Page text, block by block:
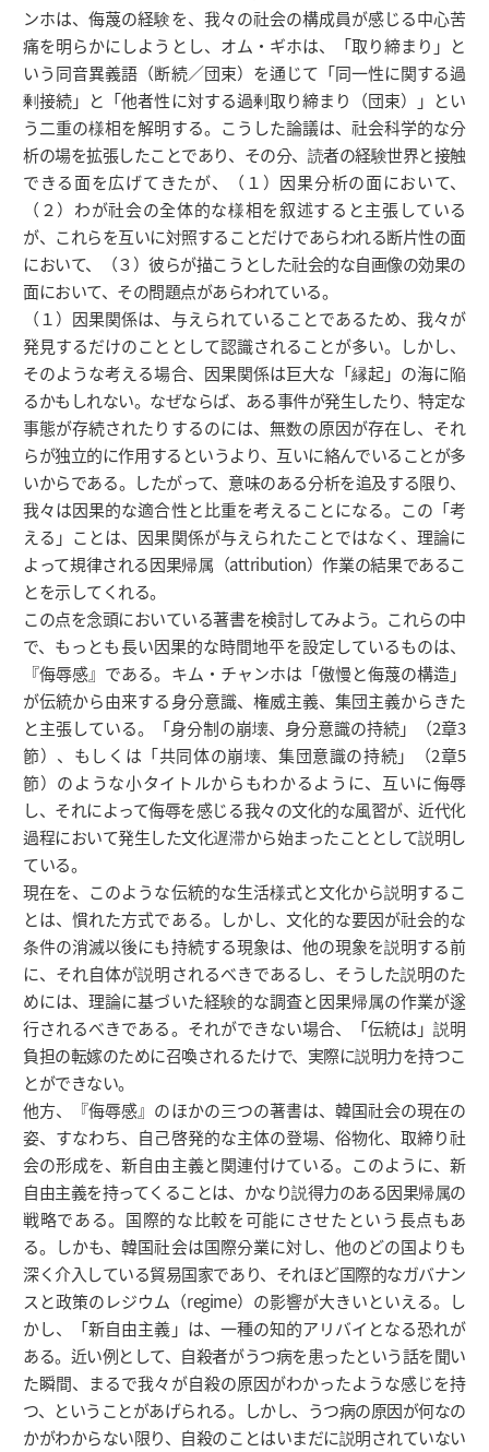
ンホは、侮蔑の経験を、我々の社会の構成員が感じる中心苦
痛を明らかにしようとし、オム・ギホは、「取り締まり」と
いう同音異義語（断続／団束）を通じて「同一性に関する過
剰接続」と「他者性に対する過剰取り締まり（団束）」とい
う二重の様相を解明する。こうした論議は、社会科学的な分
析の場を拡張したことであり、その分、読者の経験世界と接触
できる面を広げてきたが、（１）因果分析の面において、
（２）わが社会の全体的な様相を叙述すると主張している
が、これらを互いに対照することだけであらわれる断片性の面
において、（３）彼らが描こうとした社会的な自画像の効果の
面において、その問題点があらわれている。
（１）因果関係は、与えられていることであるため、我々が
発見するだけのこととして認識されることが多い。しかし、
そのような考える場合、因果関係は巨大な「縁起」の海に陥
るかもしれない。なぜならば、ある事件が発生したり、特定な
事態が存続されたりするのには、無数の原因が存在し、それ
らが独立的に作用するというより、互いに絡んでいることが多
いからである。したがって、意味のある分析を追及する限り、
我々は因果的な適合性と比重を考えることになる。この「考
える」ことは、因果関係が与えられたことではなく、理論に
よって規律される因果帰属（attribution）作業の結果であるこ
とを示してくれる。
この点を念頭においている著書を検討してみよう。これらの中
で、もっとも長い因果的な時間地平を設定しているものは、
『侮辱感』である。キム・チャンホは「傲慢と侮蔑の構造」
が伝統から由来する身分意識、権威主義、集団主義からきた
と主張している。「身分制の崩壊、身分意識の持続」（2章3
節）、もしくは「共同体の崩壊、集団意識の持続」（2章5
節）のような小タイトルからもわかるように、互いに侮辱
し、それによって侮辱を感じる我々の文化的な風習が、近代化
過程において発生した文化遅滞から始まったこととして説明し
ている。
現在を、このような伝統的な生活様式と文化から説明するこ
とは、慣れた方式である。しかし、文化的な要因が社会的な
条件の消滅以後にも持続する現象は、他の現象を説明する前
に、それ自体が説明されるべきであるし、そうした説明のた
めには、理論に基づいた経験的な調査と因果帰属の作業が遂
行されるべきである。それができない場合、「伝統は」説明
負担の転嫁のために召喚されるたけで、実際に説明力を持つこ
とができない。
他方、『侮辱感』のほかの三つの著書は、韓国社会の現在の
姿、すなわち、自己啓発的な主体の登場、俗物化、取締り社
会の形成を、新自由主義と関連付けている。このように、新
自由主義を持ってくることは、かなり説得力のある因果帰属の
戦略である。国際的な比較を可能にさせたという長点もあ
る。しかも、韓国社会は国際分業に対し、他のどの国よりも
深く介入している貿易国家であり、それほど国際的なガバナン
スと政策のレジウム（regime）の影響が大きいといえる。し
かし、「新自由主義」は、一種の知的アリバイとなる恐れが
ある。近い例として、自殺者がうつ病を患ったという話を聞い
た瞬間、まるで我々が自殺の原因がわかったような感じを持
つ、ということがあげられる。しかし、うつ病の原因が何なの
かがわからない限り、自殺のことはいまだに説明されていない